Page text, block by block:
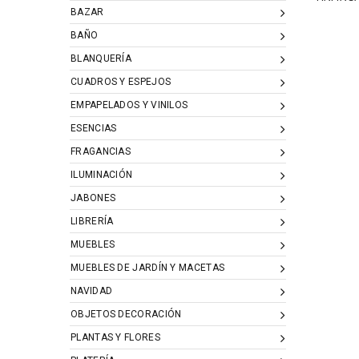
BAZAR
BAÑO
BLANQUERÍA
CUADROS Y ESPEJOS
EMPAPELADOS Y VINILOS
ESENCIAS
FRAGANCIAS
ILUMINACIÓN
JABONES
LIBRERÍA
MUEBLES
MUEBLES DE JARDÍN Y MACETAS
NAVIDAD
OBJETOS DECORACIÓN
PLANTAS Y FLORES